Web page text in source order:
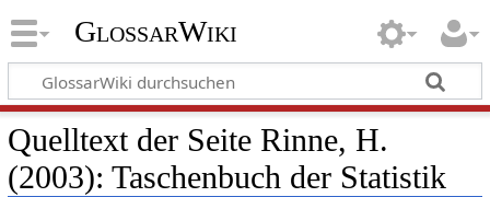
GlossarWiki
Quelltext der Seite Rinne, H.
(2003): Taschenbuch der Statistik